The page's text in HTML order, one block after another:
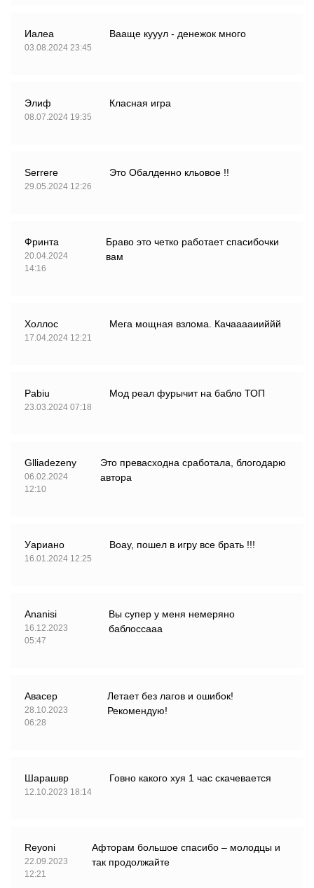
Иалеа
03.08.2024 23:45
Вааще кууул - денежок много
Элиф
08.07.2024 19:35
Класная игра
Serrere
29.05.2024 12:26
Это Обалденно кльовое !!
Фринта
20.04.2024
14:16
Браво это четко работает спасибочки
вам
Холлос
17.04.2024 12:21
Мега мощная взлома. Качааааииййй
Pabiu
23.03.2024 07:18
Мод реал фурычит на бабло ТОП
Glliadezeny
06.02.2024
12:10
Это превасходна сработала, блогодарю
автора
Уариано
16.01.2024 12:25
Воау, пошел в игру все брать !!!
Ananisi
16.12.2023
05:47
Вы супер у меня немеряно
баблоссааа
Авасер
28.10.2023
06:28
Летает без лагов и ошибок!
Рекомендую!
Шарашвр
12.10.2023 18:14
Говно какого хуя 1 час скачевается
Reyoni
22.09.2023
12:21
Афторам большое спасибо – молодцы и
так продолжайте